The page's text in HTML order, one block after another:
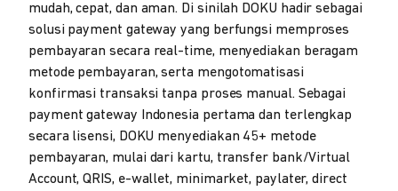
mudah, cepat, dan aman. Di sinilah DOKU hadir sebagai
solusi payment gateway yang berfungsi memproses
pembayaran secara real-time, menyediakan beragam
metode pembayaran, serta mengotomatisasi
konfirmasi transaksi tanpa proses manual. Sebagai
payment gateway Indonesia pertama dan terlengkap
secara lisensi, DOKU menyediakan 45+ metode
pembayaran, mulai dari kartu, transfer bank/Virtual
Account, QRIS, e-wallet, minimarket, paylater, direct